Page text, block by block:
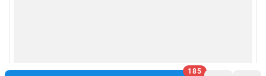
185